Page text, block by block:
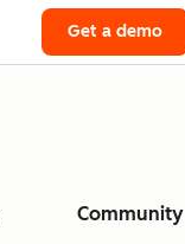
Get a demo
Community